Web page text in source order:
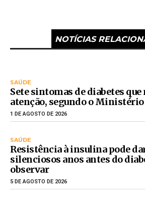
NOTÍCIAS
SAÚDE
Sete sintomas de diabetes
atenção, segundo o Ministério
1 DE AGOSTO DE 2026
SAÚDE
Resistência à insulina pode
silenciosos anos antes do
observar
5 DE AGOSTO DE 2026